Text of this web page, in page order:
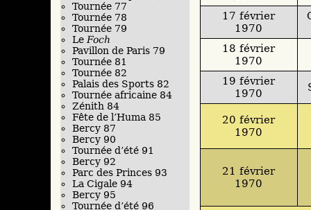
17 février
1970
18 février
1970
19 février
1970
20 février
1970
21 février
1970
Tournée 77
Tournée 78
Tournée 79
Le Foch
Pavillon de Paris 79
Tournée 81
Tournée 82
Palais des Sports 82
Tournée africaine 84
Zénith 84
Fête de l’Huma 85
Bercy 87
Bercy 90
Tournée d’été 91
Bercy 92
Parc des Princes 93
La Cigale 94
Bercy 95
Tournée d’été 96